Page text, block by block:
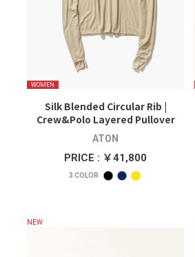
WOMEN
Silk Blended Circular Rib |
Crew&Polo Layered Pullover
ATON
PRICE : ￥41,800
3 COLOR
NEW